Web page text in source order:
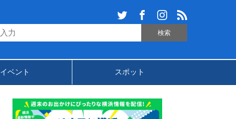
イベント スポット